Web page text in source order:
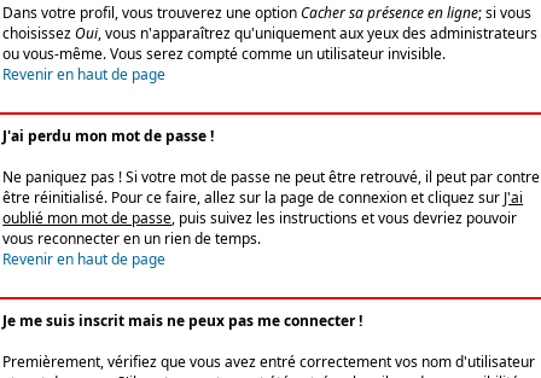
Dans votre profil, vous trouverez une optionCacher sa présence en ligne; si vous
choisissezOui, vous n'apparaîtrez qu'uniquement aux yeux des administrateurs
ou vous-même. Vous serez compté comme un utilisateur invisible.
Revenir en haut de page
J'ai perdu mon mot de passe !
Ne paniquez pas ! Si votre mot de passe ne peut être retrouvé, il peut par contre
être réinitialisé. Pour ce faire, allez sur la page de connexion et cliquez sur J'ai
oublié mon mot de passe, puis suivez les instructions et vous devriez pouvoir
vous reconnecter en un rien de temps.
Revenir en haut de page
Je me suis inscrit mais ne peux pas me connecter !
Premièrement, vérifiez que vous avez entré correctement vos nom d'utilisateur